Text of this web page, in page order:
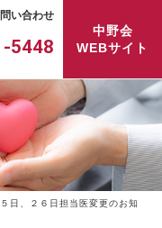
い合わせ
5448
中野会
WEBサイト
日、２６日担当医変更のお知